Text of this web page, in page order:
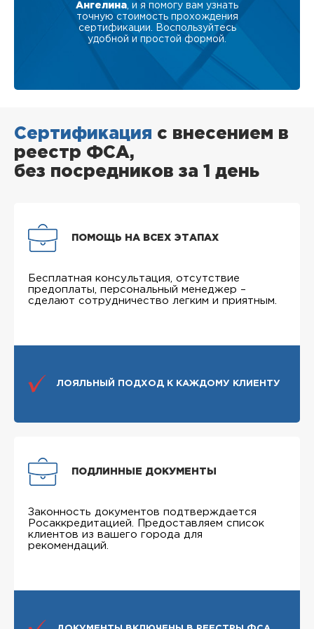
Ангелина , и я помогу вам узнать
точную стоимость прохождения
сертификации. Воспользуйтесь
удобной и простой формой.
Сертификация с внесением в
реестр ФСА,
без посредников за 1 день
ПОМОЩЬ НА ВСЕХ ЭТАПАХ
Бесплатная консультация, отсутствие
предоплаты, персональный менеджер –
сделают сотрудничество легким и приятным.
ЛОЯЛЬНЫЙ ПОДХОД К КАЖДОМУ КЛИЕНТУ
ПОДЛИННЫЕ ДОКУМЕНТЫ
Законность документов подтверждается
Росаккредитацией. Предоставляем список
клиентов из вашего города для
рекомендаций.